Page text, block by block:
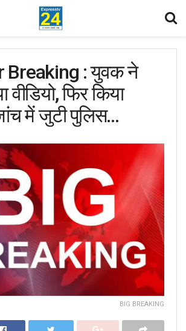
Breaking : युवक ने
वीडियो, फिर किया
में जुटी पुलिस…
BIG BREAKING